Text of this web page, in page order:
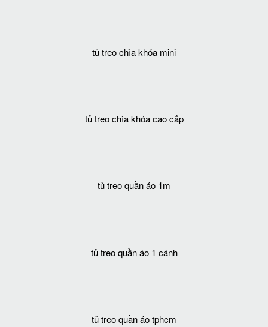
tủ treo chìa khóa mini
tủ treo chìa khóa cao cấp
tủ treo quần áo 1m
tủ treo quần áo 1 cánh
tủ treo quần áo tphcm